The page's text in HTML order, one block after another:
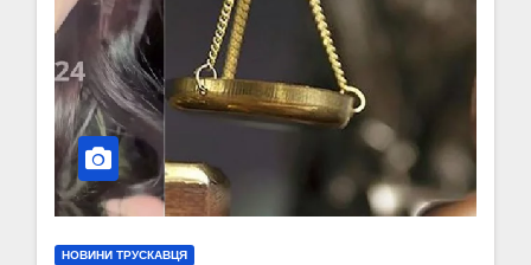
НОВИНИ ТРУСКАВЦЯ